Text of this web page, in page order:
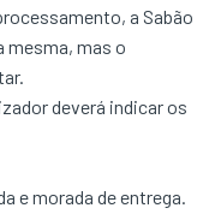
a Sabão
mesma, mas o
deverá indicar os
e morada de entrega.